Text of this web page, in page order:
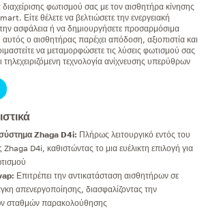
φωτισμού σας με τον αισθητήρα κίνησης
Είτε θέλετε να βελτιώσετε την ενεργειακή
ασφάλεια ή να δημιουργήσετε προσαρμόσιμα
ο αισθητήρας παρέχει απόδοση, αξιοπιστία και
να μεταμορφώσετε τις λύσεις φωτισμού σας
τεχνολογία ανίχνευσης υπερύθρων
Zhaga D4i: Πλήρως λειτουργικό εντός του
D4i, καθιστώντας το μια ευέλικτη επιλογή για
Επιτρέπει την αντικατάσταση αισθητήρων σε
απενεργοποίησης, διασφαλίζοντας την
σταθμών παρακολούθησης